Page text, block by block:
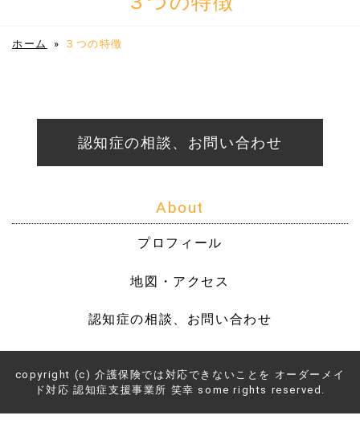
ホーム » ３つの特徴
認知症の相談、お問い合わせ
About
プロフィール
地図・アクセス
認知症の相談、お問い合わせ
copyright (c) 介護保険では対応できないことを オーダーメイ
ド対応 認知症支援事業所 笑幸 some rights reserved.